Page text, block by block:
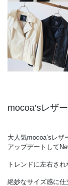
mocoa’sレザ
大人気mocoa’sレザ
アップデートして
トレンドに左右さ
絶妙なサイズ感に